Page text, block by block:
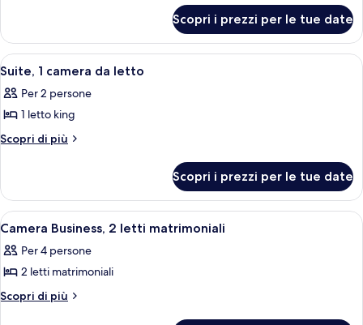
king,
accessibile
ai
disabili,
vasca
bagno
1
letto
king,
ai
disabili,
da
Scopri i prezzi per le tue date
Apri
tutte
le
foto
per
camera
da
letto
Una camera d'albergo con un letto,
9
Suite, 1 camera da letto
Per 2 persone
1 letto king
Scopri di più
Altri
1
camera
da
Scopri i prezzi per le tue date
Apri
tutte
le
foto
per
Biancheria da letto di alta qualità,
6
Camera Business, 2 letti matrimoniali
Per 4 persone
2 letti matrimoniali
Scopri di più
Altri